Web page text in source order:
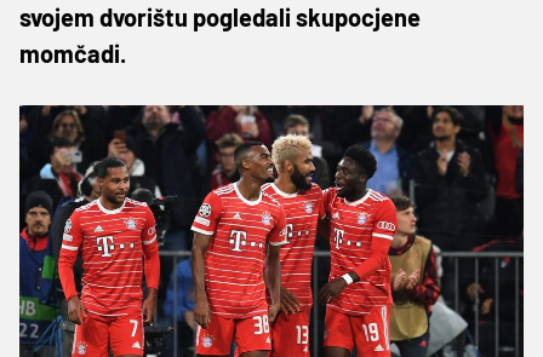
svojem dvorištu pogledali skupocjene
momčadi.